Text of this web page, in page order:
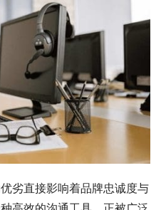
劣直接影响着品牌忠诚度与